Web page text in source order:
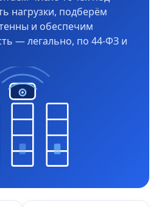
нагрузки, подберём
и обеспечим
— легально, по 44-ФЗ и